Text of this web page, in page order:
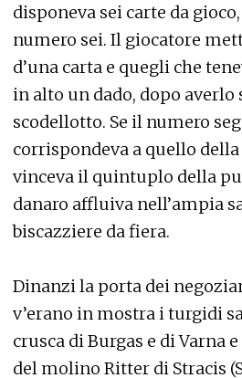
disponeva sei carte da gioco,
numero sei. Il giocatore
d’una carta e quegli che
in alto un dado, dopo
scodellotto. Se il numero
corrispondeva a quello
vinceva il quintuplo della
danaro affluiva nell’ampia
biscazziere da fiera.
Dinanzi la porta dei
v’erano in mostra i turgidi
crusca di Burgas e di Varna
del molino Ritter di Stracis